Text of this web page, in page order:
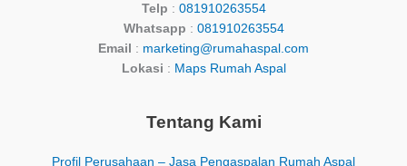
Telp : 081910263554
Whatsapp : 081910263554
Email
: marketing@rumahaspal.com
Lokasi : Maps Rumah Aspal
Tentang Kami
Profil Perusahaan – Jasa Pengaspalan Rumah Aspal